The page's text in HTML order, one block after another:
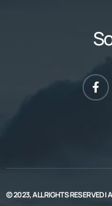
© 2023, ALL RIGHTS RESERVED |